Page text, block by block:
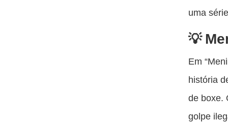
uma
Em
história
de boxe.
golpe